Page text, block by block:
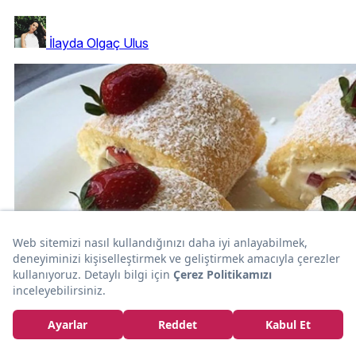
İlayda Olgaç Ulus